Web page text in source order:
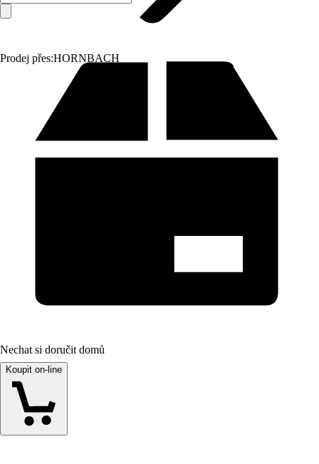
Prodej přes:HORNBACH
Nechat si doručit domů
Koupit on-line